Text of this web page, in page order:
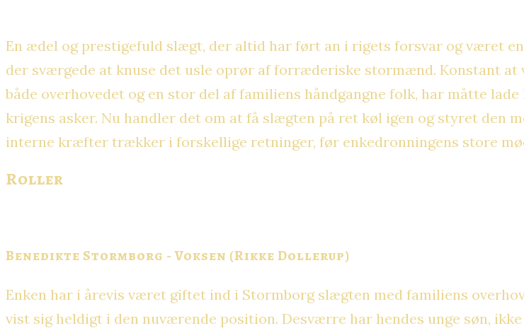
En ædel og prestigefuld slægt, der altid har ført an i rigets forsvar og været
der sværgede at knuse det usle oprør af forræderiske stormænd. Konstant
både overhovedet og en stor del af familiens håndgangne folk, har måtte
krigens asker. Nu handler det om at få slægten på ret køl igen og styret den
interne kræfter trækker i forskellige retninger, før enkedronningens store
Roller
Benedikte Stormborg - Voksen (Rikke Dollerup)
Enken har i årevis været giftet ind i Stormborg slægten med familiens
vist sig heldigt i den nuværende position. Desværre har hendes unge søn,